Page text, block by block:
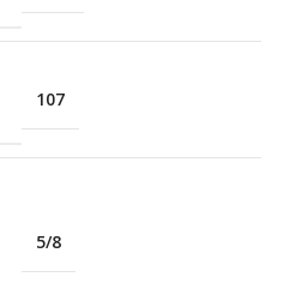
107
5/8